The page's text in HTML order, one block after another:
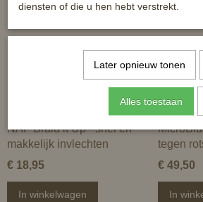
NAF Braid it Up - snel en
makkelijk invlechten
€ 18,95
In winkelwagen
tegen
€ 49,50
In
diensten of die u hen hebt verstrekt.
Later opnieuw tonen
Alles toestaan